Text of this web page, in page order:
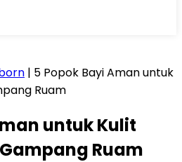
| 5 Popok Bayi Aman untuk
Ruam
untuk Kulit
Ruam